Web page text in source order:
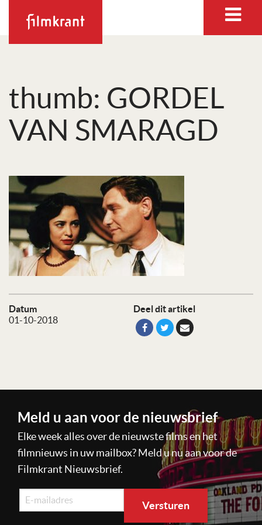
thumb: GORDEL
VAN SMARAGD
Datum
01-10-2018
Deel dit artikel
Meld u aan voor de nieuwsbrief
Elke week alles over de nieuwste films en het
filmnieuws in uw mailbox? Meld u nu aan voor de
Filmkrant Nieuwsbrief.